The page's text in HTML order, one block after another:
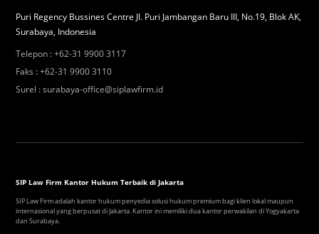
Puri Regency Bussines Centre Jl. Puri Jambangan Baru III, No.19, Blok AK,
Surabaya, Indonesia
Telepon :+62-31 9900 3117
Faks :+62-31 9900 3110
Surel :surabaya-office@siplawfirm.id
SIP Law Firm Kantor Hukum Terbaik di Jakarta
SIP Law Firm adalah kantor hukum penyedia solusi hukum premium bagi klien lokal maupun
internasional yang berpusat di Jakarta. Kantor ini memiliki dua kantor perwakilan di Yogyakarta
dan Surabaya.